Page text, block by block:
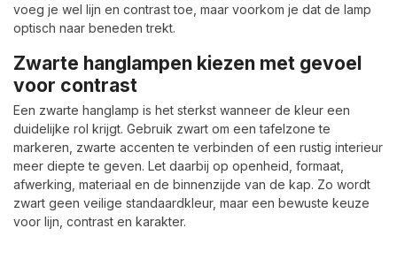
voeg je wel lijn en contrast toe, maar voorkom je dat de lamp
optisch naar beneden trekt.
Zwarte hanglampen kiezen met gevoel
voor contrast
Een zwarte hanglamp is het sterkst wanneer de kleur een
duidelijke rol krijgt. Gebruik zwart om een tafelzone te
markeren, zwarte accenten te verbinden of een rustig interieur
meer diepte te geven. Let daarbij op openheid, formaat,
afwerking, materiaal en de binnenzijde van de kap. Zo wordt
zwart geen veilige standaardkleur, maar een bewuste keuze
voor lijn, contrast en karakter.